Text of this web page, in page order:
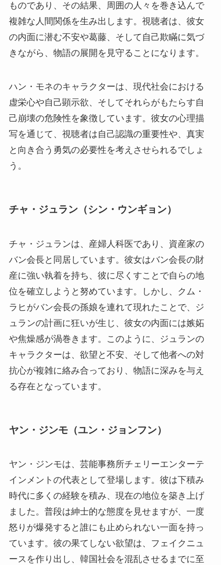
ものであり、その結果、周囲の人々を巻き込んで
複雑な人間関係を生み出します。視聴者は、彼女
の内面に潜む不安や葛藤、そして自己欺瞞に気づ
きながら、物語の展開を見守ることになります。
ハン・モネのキャラクターは、現代社会における
虚栄心や自己顕示欲、そしてそれらがもたらす自
己崩壊の危険性を象徴しています。彼女の心理描
写を通じて、視聴者は自己認識の重要性や、真実
と向き合う勇気の必要性を考えさせられるでしょ
う。
チャ・ジュラン（シン・ウンギョン）
チャ・ジュランは、産婦人科医であり、資産家の
バン会長と同居しています。彼女はバン会長の財
産に強い執着を持ち、彼に尽くすことで自らの地
位を確立しようと努めています。しかし、クム・
ラヒがバン会長の孫娘を連れて現れたことで、ジ
ュランの計画に狂いが生じ、彼女の内面には嫉妬
や焦燥感が渦巻きます。このように、ジュランの
キャラクターは、欲望と不安、そして他者への対
抗心が複雑に絡み合っており、物語に深みを与え
る存在となっています。
ヤン・ジンモ（ユン・ジョンフン）
ヤン・ジンモは、芸能事務所チェリーエンターテ
インメントの代表として登場します。彼は下積み
時代に多くの経験を積み、現在の地位を築き上げ
ました。普段は紳士的な態度を見せますが、一度
怒りが爆発すると誰にも止められない一面を持っ
ています。彼の果てしない欲望は、フェイクニュ
ースを作り出し、韓国社会を混乱させるまでに至